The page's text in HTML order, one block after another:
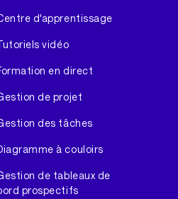
d'apprentissage
vidéo
en direct
de projet
des tâches
à couloirs
de tableaux de
prospectifs